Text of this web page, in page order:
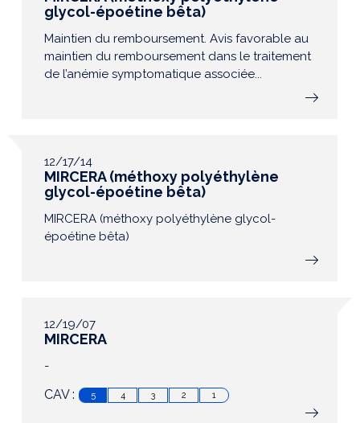
glycol-époétine bêta)
Maintien du remboursement. Avis favorable au
maintien du remboursement dans le traitement
de l’anémie symptomatique associée...
12/17/14
MIRCERA (méthoxy polyéthylène
glycol-époétine bêta)
MIRCERA (méthoxy polyéthylène glycol-
époétine bêta)
12/19/07
MIRCERA
-
CAV : 5 4 3 2 1